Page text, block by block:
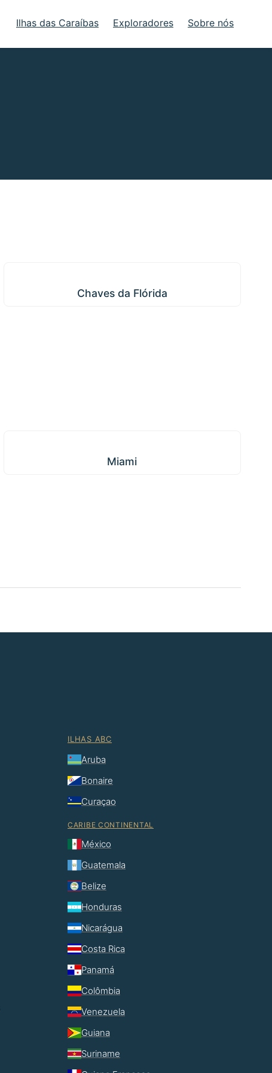
Ilhas das Caraíbas Exploradores Sobre nós
Chaves da Flórida
Miami
ILHAS ABC
Aruba
Bonaire
Curaçao
CARIBE CONTINENTAL
México
Guatemala
Belize
Honduras
Nicarágua
Costa Rica
Panamá
Colômbia
Venezuela
Guiana
Suriname